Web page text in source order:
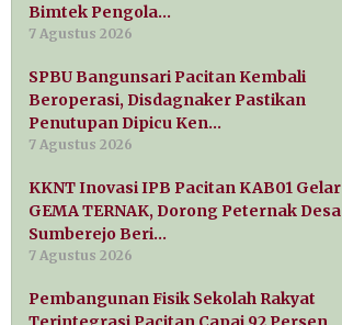
Bimtek Pengola…
7 Agustus 2026
SPBU Bangunsari Pacitan Kembali
Beroperasi, Disdagnaker Pastikan
Penutupan Dipicu Ken…
7 Agustus 2026
KKNT Inovasi IPB Pacitan KAB01 Gelar
GEMA TERNAK, Dorong Peternak Desa
Sumberejo Beri…
7 Agustus 2026
Pembangunan Fisik Sekolah Rakyat